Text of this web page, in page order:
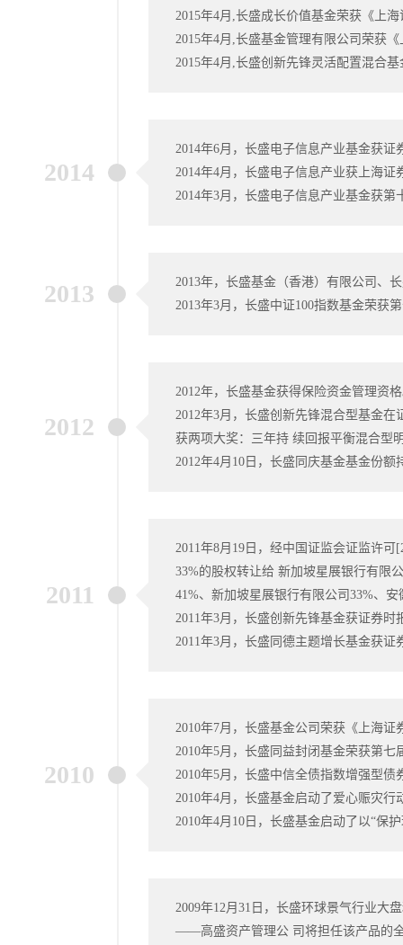
2015年4月,长盛成长价值基金荣获《上
2015年4月,长盛基金管理有限公司荣获
2015年4月,长盛创新先锋灵活配置混合
2014
2014年6月，长盛电子信息产业基金获证
2014年4月，长盛电子信息产业获上海证
2014年3月，长盛电子信息产业基金获第
2013
2013年，长盛基金（香港）有限公司、
2013年3月，长盛中证100指数基金荣获
2012
2012年，长盛基金获得保险资金管理资
2012年3月，长盛创新先锋混合型基金
获两项大奖：三年持 续回报平衡混合型
2012年4月10日，长盛同庆基金基金份
2011
2011年8月19日，经中国证监会证监许
33%的股权转让给 新加坡星展银行有限
41%、新加坡星展银行有限公司33%、
2011年3月，长盛创新先锋基金获证券时
2011年3月，长盛同德主题增长基金获证
2010
2010年7月，长盛基金公司荣获《上海证
2010年5月，长盛同益封闭基金荣获第七
2010年5月，长盛中信全债指数增强型
2010年4月，长盛基金启动了爱心赈灾
2010年4月10日，长盛基金启动了以“保
2009年12月31日，长盛环球景气行业大
——高盛资产管理公 司将担任该产品的